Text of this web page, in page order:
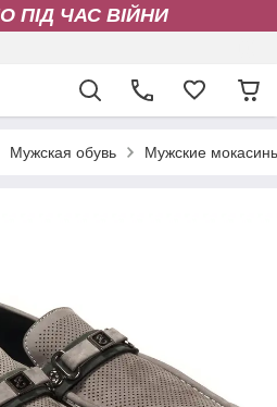
ПІД ЧАС ВІЙНИ
Мужская обувь Мужские